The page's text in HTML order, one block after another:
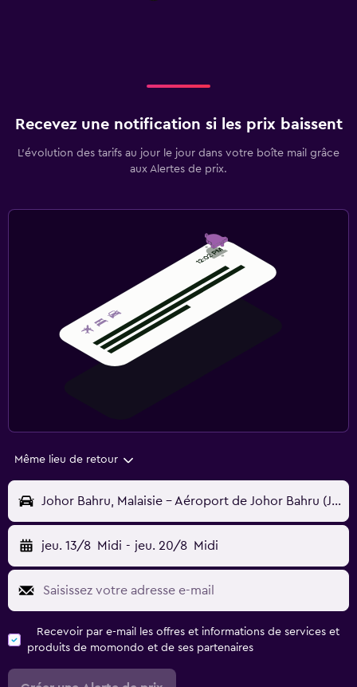
Recevez une notification si les prix baissent
L’évolution des tarifs au jour le jour dans votre boîte mail grâce
aux Alertes de prix.
Même lieu de retour
Johor Bahru, Malaisie - Aéroport de Johor Bahru (JHB)
jeu. 13/8 Midi - jeu. 20/8 Midi
Recevoir par e-mail les offres et informations de services et
produits de momondo et de ses partenaires